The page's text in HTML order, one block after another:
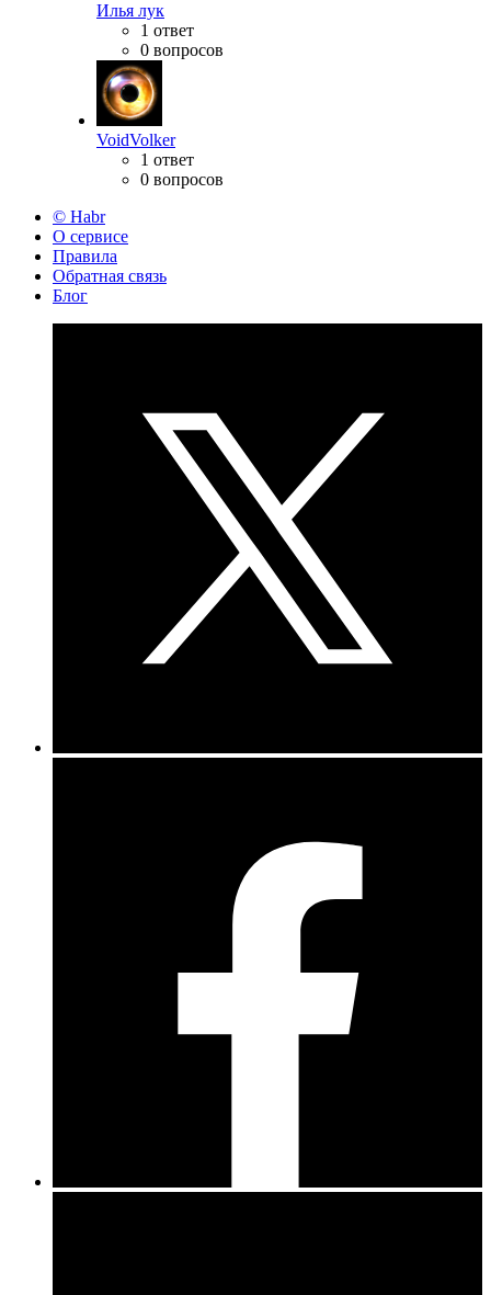
Илья лук
1 ответ
0 вопросов
VoidVolker
1 ответ
0 вопросов
© Habr
О сервисе
Правила
Обратная связь
Блог